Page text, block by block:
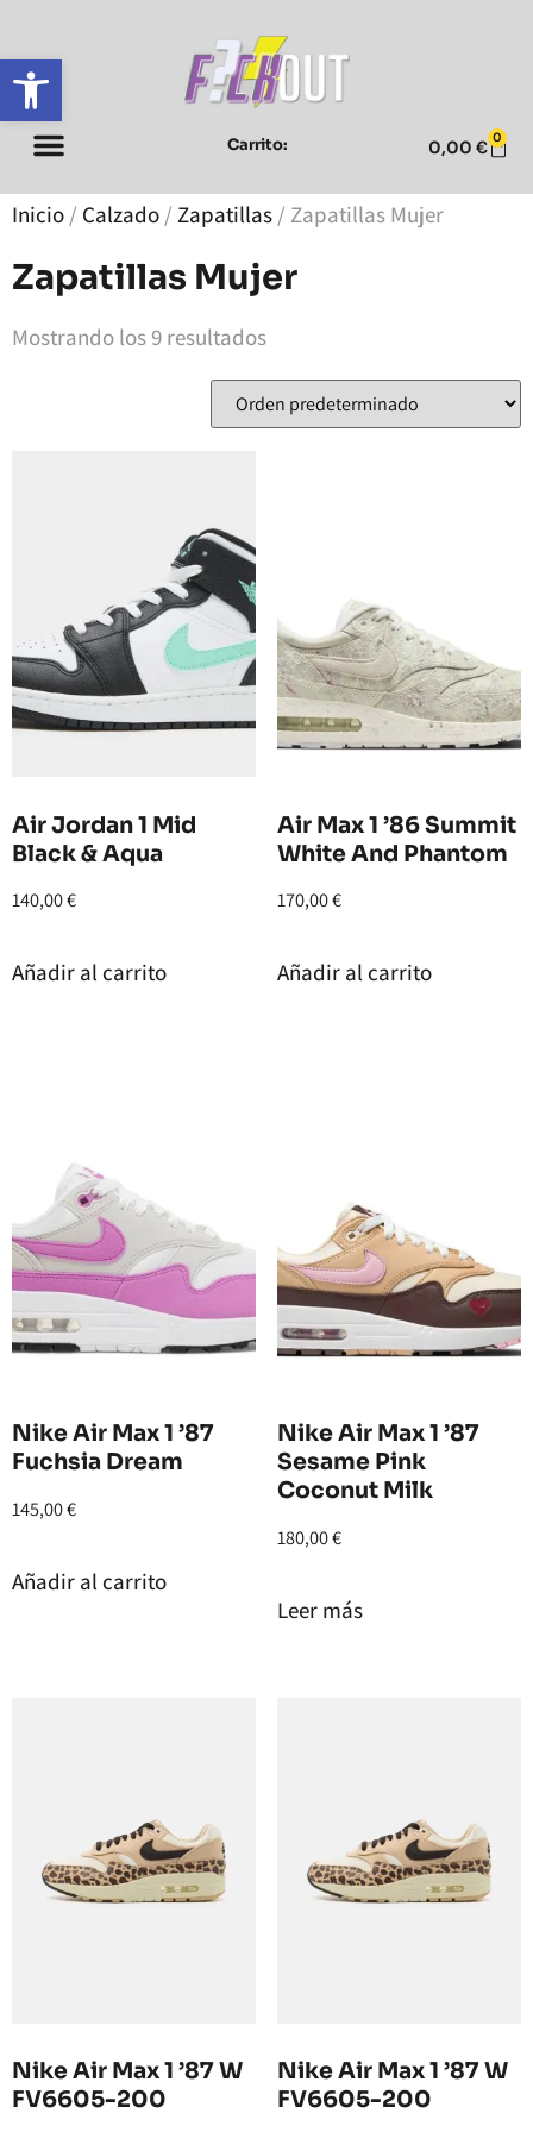
Abrir barra de herramientas
Carrito: 0,00 € 0
Inicio / Calzado / Zapatillas / Zapatillas Mujer
Zapatillas Mujer
Mostrando los 9 resultados
Air Jordan 1 Mid
Black & Aqua
140,00€
Añadir al carrito
Air Max 1 ’86 Summit
White And Phantom
170,00€
Añadir al carrito
Nike Air Max 1 ’87
Fuchsia Dream
145,00€
Añadir al carrito
Nike Air Max 1 ’87
Sesame Pink
Coconut Milk
180,00€
Leer más
Nike Air Max 1 ’87 W
FV6605-200
Nike Air Max 1 ’87 W
FV6605-200